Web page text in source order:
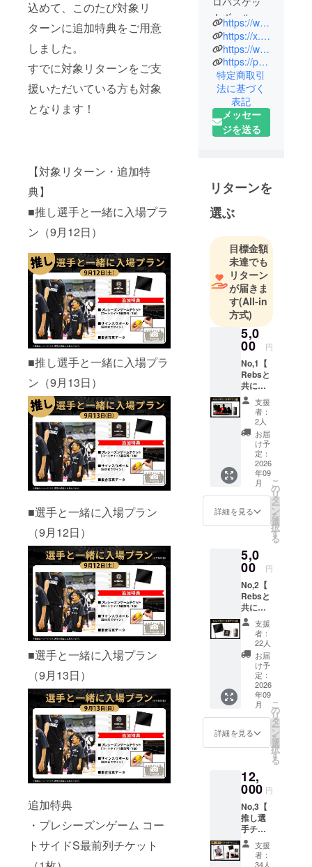
込めて、このたび対象リ
ターンに追加特典をご用意
しました。
すでに対象リターンをご支
援いただいている方も対象
となります！
【対象リターン・追加特
典】
■推し選手と一緒に入場プラ
ン（9月12日）
■推し選手と一緒に入場プラ
ン（9月13日）
■選手と一緒に入場プラン
（9月12日）
■選手と一緒に入場プラン
（9月13日）
追加特典
・プレシーズンゲーム コー
トサイドS最前列チケット
トボールク
ラブ「鹿児
島レブナイ
ズ」です。
https://www.rebnise.jp/
https://x.com/kg_rebnise
https://www.instagram.com/kagoshima_rebnise_official/
https://page.line.me/rebnise?openQrModal=true
特定商取引
法に基づく
表記
メッセー
ジを送る
リターンを
選ぶ
目標金額
未達でも
リターン
が届きま
す(All-in
方式)
5,0
00 円
No,1【
Rebsと
共に！
応援プ
ラン
①】 ・
選手か
らのお
礼メッ
セージ
動画 ※
収録時
間：1分
程度 提
供方
にて動
画URL
をお送
りいた
しま
す。 ・
支援者
限定デ
ザイン
の携帯
用壁紙
支援
者：
2人
お届
け予
定：
2026
年09
月
詳細を見る
こ
の
リ
タ
ー
ン
を
選
択
す
る
5,0
00 円
No,2【
Rebsと
共に！
応援プ
ラン
②】 ・
限定デ
ザイン
ミニフ
ラッグ
（サイ
ズ：幅
300mm
×高さ
200mm
テッ
カー
（サイ
ズ：横
11cm×
縦
8cm）
・支援
者限定
支援
者：
22人
お届
け予
定：
2026
年09
月
詳細を見る
こ
の
リ
タ
ー
ン
を
選
択
す
る
12,
000 円
No,3【
推し選
手チェ
キ応援
プラン
（選手
支援
者：
34人